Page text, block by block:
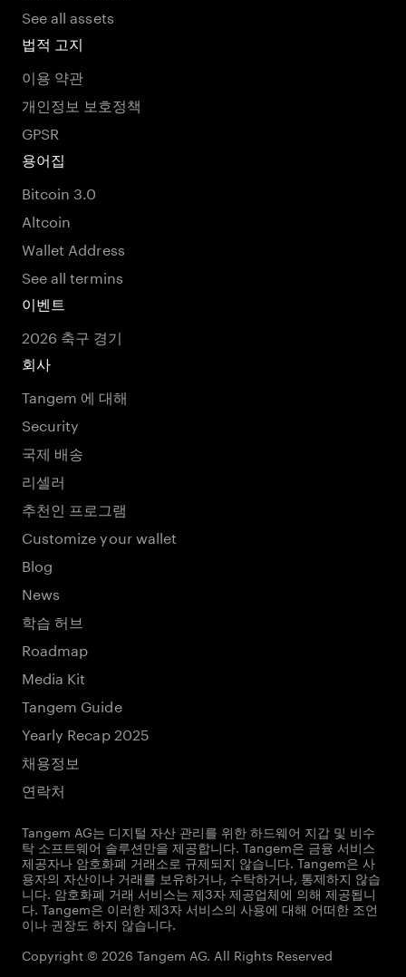
See all assets
법적 고지
이용 약관
개인정보 보호정책
GPSR
용어집
Bitcoin 3.0
Altcoin
Wallet Address
See all termins
이벤트
2026 축구 경기
회사
Tangem 에 대해
Security
국제 배송
리셀러
추천인 프로그램
Customize your wallet
Blog
News
학습 허브
Roadmap
Media Kit
Tangem Guide
Yearly Recap 2025
채용정보
연락처
Tangem AG는 디지털 자산 관리를 위한 하드웨어 지갑 및 비수
탁 소프트웨어 솔루션만을 제공합니다. Tangem은 금융 서비스
제공자나 암호화폐 거래소로 규제되지 않습니다. Tangem은 사
용자의 자산이나 거래를 보유하거나, 수탁하거나, 통제하지 않습
니다. 암호화폐 거래 서비스는 제3자 제공업체에 의해 제공됩니
다. Tangem은 이러한 제3자 서비스의 사용에 대해 어떠한 조언
이나 권장도 하지 않습니다.